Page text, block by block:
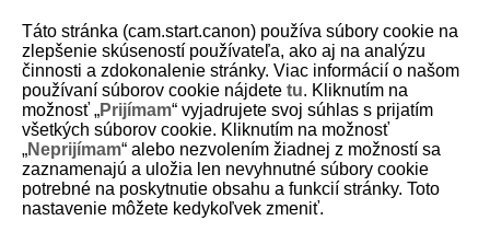
D101-044
Režim AE s prioritou clony (Av)
V tomto režime nastavujete požadovanú hodnotu clony a fotoaparát
automaticky nastavuje rýchlosť uzávierky, aby sa dosiahla štandardná
expozícia vyhovujúca jasu objektu. Nastavením vyššieho clonového
Táto stránka (cam.start.canon) používa súbory cookie na
zlepšenie skúseností používateľa, ako aj na analýzu
činnosti a zdokonalenie stránky. Viac informácií o našom
používaní súborov cookie nájdete tu. Kliknutím na
možnosť „Prijímam“ vyjadrujete svoj súhlas s prijatím
všetkých súborov cookie. Kliknutím na možnosť
„Neprijímam“ alebo nezvolením žiadnej z možností sa
zaznamenajú a uložia len nevyhnutné súbory cookie
potrebné na poskytnutie obsahu a funkcií stránky. Toto
nastavenie môžete kedykoľvek zmeniť.